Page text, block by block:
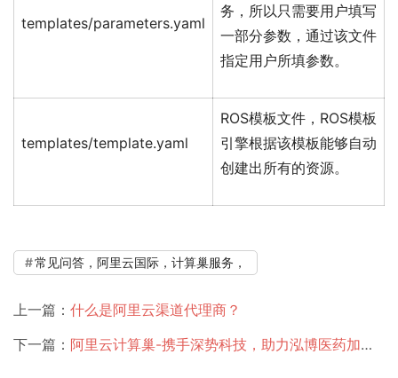
templates/parameters.yaml
务，所以只需要用户填写
一部分参数，通过该文件
指定用户所填参数。
templates/template.yaml
ROS模板文件，ROS模板
引擎根据该模板能够自动
创建出所有的资源。
常见问答，阿里云国际，计算巢服务，
上一篇： 什么是阿里云渠道代理商？
下一篇： 阿里云计算巢-携手深势科技，助力泓博医药加速药物研发